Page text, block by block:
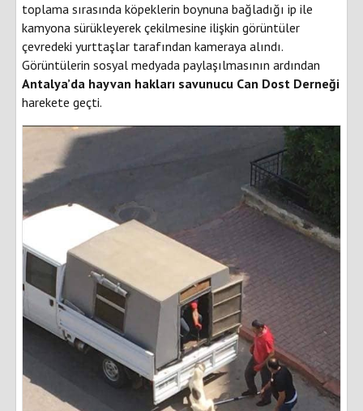
toplama sırasında köpeklerin boynuna bağladığı ip ile
kamyona sürükleyerek çekilmesine ilişkin görüntüler
çevredeki yurttaşlar tarafından kameraya alındı.
Görüntülerin sosyal medyada paylaşılmasının ardından
Antalya’da hayvan hakları savunucu Can Dost Derneği
harekete geçti.